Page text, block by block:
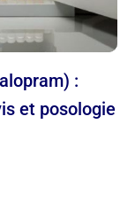
et posologie